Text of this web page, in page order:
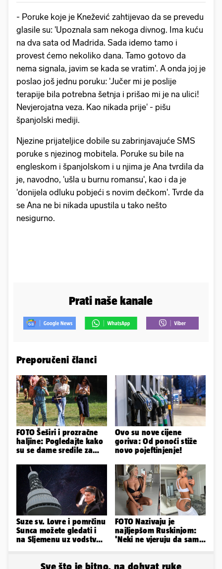
- Poruke koje je Knežević zahtijevao da se prevedu
glasile su: 'Upoznala sam nekoga divnog. Ima kuću
na dva sata od Madrida. Sada idemo tamo i
provest ćemo nekoliko dana. Tamo gotovo da
nema signala, javim se kada se vratim'. A onda joj je
poslao još jednu poruku: 'Jučer mi je poslije
terapije bila potrebna šetnja i prišao mi je na ulici!
Nevjerojatna veza. Kao nikada prije' - pišu
španjolski mediji.
Njezine prijateljice dobile su zabrinjavajuće SMS
poruke s njezinog mobitela. Poruke su bile na
engleskom i španjolskom i u njima je Ana tvrdila da
je, navodno, 'ušla u burnu romansu', kao i da je
'donijela odluku pobjeći s novim dečkom'. Tvrde da
se Ana ne bi nikada upustila u tako nešto
nesigurno.
Prati naše kanale
Preporučeni članci
FOTO Šeširi i prozračne
haljine: Pogledajte kako
su se dame sredile za
Ovo su nove cijene
goriva: Od ponoći stiže
novo pojeftinjenje!
Suze sv. Lovre i pomrčinu
Sunca možete gledati i
na Sljemenu uz vodstvo
FOTO Nazivaju je
najljepšom Ruskinjom:
'Neki ne vjeruju da sam
Sve što je bitno, na dohvat ruke